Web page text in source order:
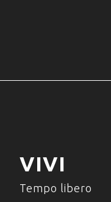
VIVI
Tempo libero